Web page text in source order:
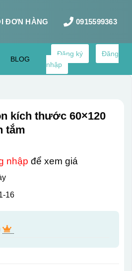
ĐƠN HÀNG 0915599363
BLOG
Đăng ký
Đăng
nhập
kích thước 60×120
tắm
nhập để xem giá
16